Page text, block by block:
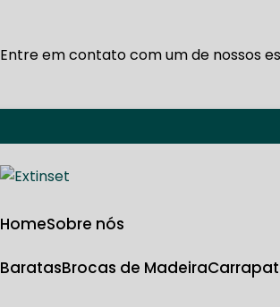
Entre em contato com um de nossos
Home Sobre nós
Baratas Brocas de Madeira